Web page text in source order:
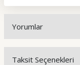
Yorumlar
Taksit Seçenekleri